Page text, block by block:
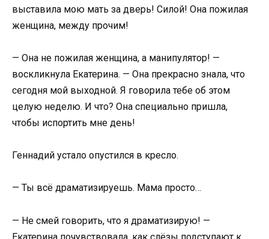
выставила мою мать за дверь! Силой! Она пожилая
женщина, между прочим!
— Она не пожилая женщина, а манипулятор! —
воскликнула Екатерина. — Она прекрасно знала, что
сегодня мой выходной. Я говорила тебе об этом
целую неделю. И что? Она специально пришла,
чтобы испортить мне день!
Геннадий устало опустился в кресло.
— Ты всё драматизируешь. Мама просто…
— Не смей говорить, что я драматизирую! —
Екатерина почувствовала, как слёзы подступают к